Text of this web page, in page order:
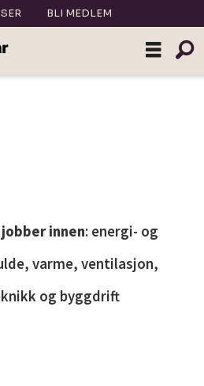
BLI MEDLEM
innen: energi- og
varme, ventilasjon,
og byggdrift